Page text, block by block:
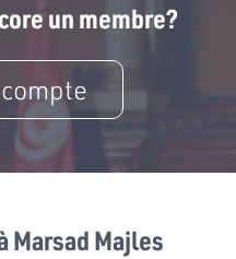
un membre?
Marsad Majles